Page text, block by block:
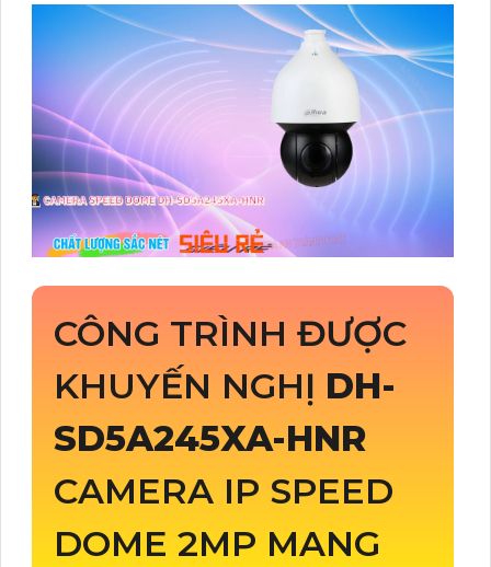
CÔNG TRÌNH ĐƯỢC
KHUYẾN NGHỊ DH-
SD5A245XA-HNR
CAMERA IP SPEED
DOME 2MP MANG